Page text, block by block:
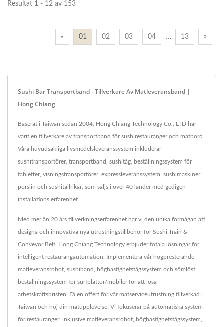
Resultat 1 - 12 av 153
« 01 02 03 04 … 13 »
Sushi Bar Transportband - Tillverkare Av Matleveransband |
Hong Chiang
Baserat i Taiwan sedan 2004, Hong Chiang Technology Co., LTD har
varit en tillverkare av transportband för sushirestauranger och matbord.
Våra huvudsakliga livsmedelsleveranssystem inkluderar
sushitransportörer, transportband, sushitåg, beställningssystem för
tabletter, visningstransportörer, expressleveranssystem, sushimaskiner,
porslin och sushitallrikar, som säljs i över 40 länder med gedigen
installations erfarenhet.
Med mer än 20 års tillverkningserfarenhet har vi den unika förmågan att
designa och innovativa nya utrustningstillbehör för Sushi Train &
Conveyor Belt. Hong Chiang Technology erbjuder totala lösningar för
intelligent restaurangautomation. Implementera vår högpresterande
matleveransrobot, sushiband, höghastighetstågssystem och sömlöst
beställningssystem för surfplattor/mobiler för att lösa
arbetskraftsbristen. Få en offert för vår matserviceutrustning tillverkad i
Taiwan och höj din matupplevelse! Vi fokuserar på automatiska system
för restauranger, inklusive matleveransrobot, höghastighetstågssystem,